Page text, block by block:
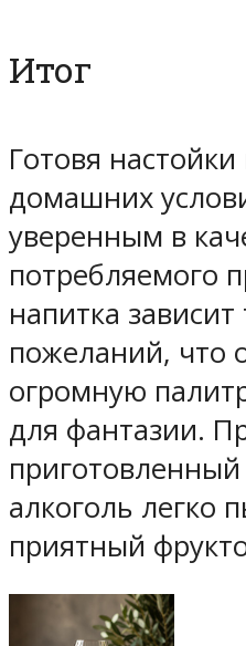
Итог
Готовя
домашних
уверенным в
потребляемого
напитка
пожеланий, что
огромную
для фантазии.
алкоголь легко
приятный